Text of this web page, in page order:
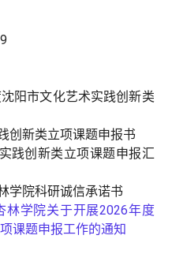
阳市文化艺术实践创新类
创新类立项课题申报书
践创新类立项课题申报汇
学院科研诚信承诺书
林学院关于开展2026年度
课题申报工作的通知